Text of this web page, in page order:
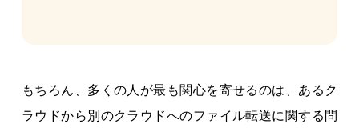
もちろん、多くの人が最も関心を寄せるのは、あるク
ラウドから別のクラウドへのファイル転送に関する問